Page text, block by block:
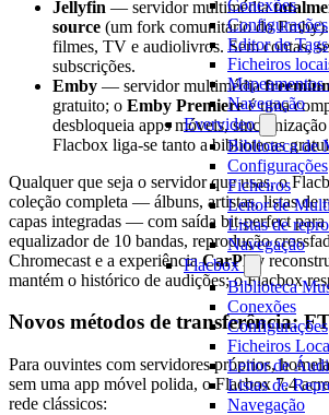
Conexões
Configurações
Editor de Tags
Ficheiros
Mapeamentos
Navegação
Evervideo
Biblioteca de
Configurações
Ficheiros
Leitor de
Listas de
Navegação
Flacbox
Biblioteca
Conexões
Configurações
Ficheiros
Leitor de
Listas de
Navegação
Jellyfin — servidor multimédia
source (um fork comunitário do
filmes, TV e audiolivros. Sem contas,
subscrições.
Emby — servidor multimédia
gratuito; o Emby Premiereé uma
desbloqueia apps móveis,
Flacbox liga-se tanto a bibliotecas
Qualquer que seja o servidor que usas, o
coleção completa — álbuns, artistas, listas de
capas integradas — com saída bit-perfect
equalizador de 10 bandas, reprodução
Chromecast e a experiênciaCarPlay
mantém o histórico de audições; o Flacbox
Novos métodos de transferência:
Para ouvintes com servidores próprios,
sem uma app móvel polida, o Flacbox 7.4
rede clássicos: